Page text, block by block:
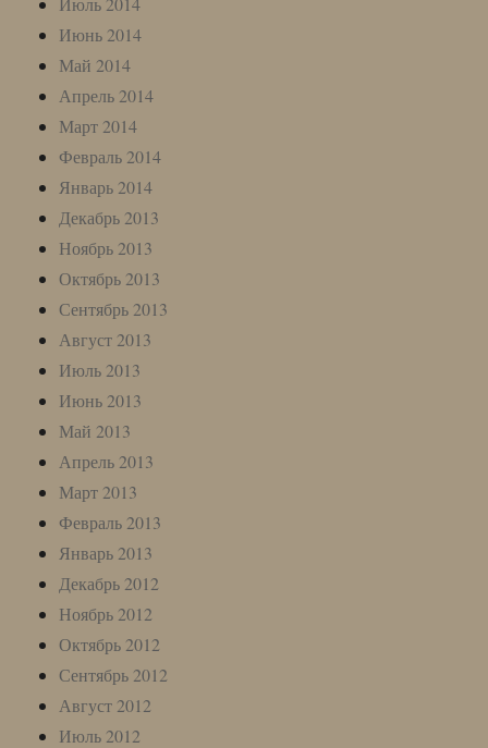
Июнь 2014
Май 2014
Апрель 2014
Март 2014
Февраль 2014
Январь 2014
Декабрь 2013
Ноябрь 2013
Октябрь 2013
Сентябрь 2013
Август 2013
Июль 2013
Июнь 2013
Май 2013
Апрель 2013
Март 2013
Февраль 2013
Январь 2013
Декабрь 2012
Ноябрь 2012
Октябрь 2012
Сентябрь 2012
Август 2012
Июль 2012